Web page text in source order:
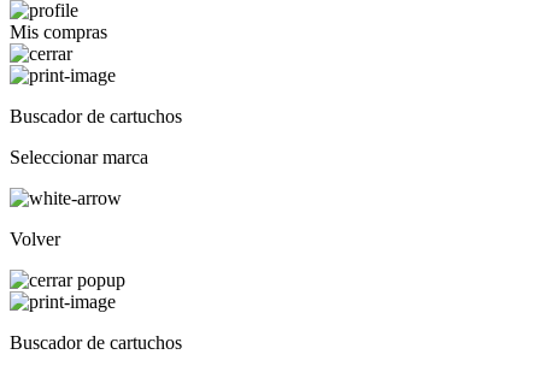
Mis compras
Buscador de cartuchos
Seleccionar marca
Volver
Buscador de cartuchos